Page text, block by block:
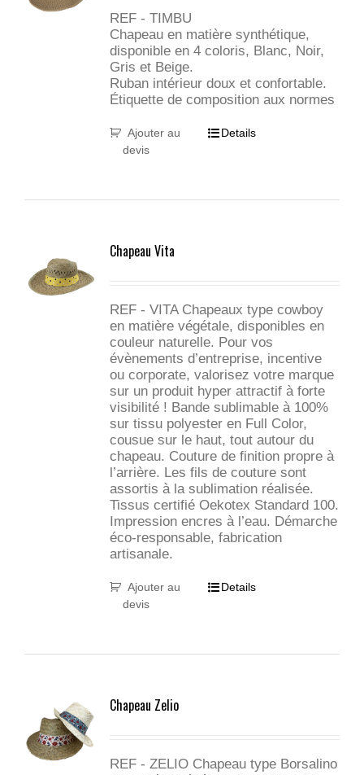
REF - TIMBU
Chapeau en matière synthétique,
disponible en 4 coloris, Blanc, Noir,
Gris et Beige.
Ruban intérieur doux et confortable.
Étiquette de composition aux normes
Ajouter au
devis
Details
Chapeau Vita
REF - VITA Chapeaux type cowboy
en matière végétale, disponibles en
couleur naturelle. Pour vos
évènements d’entreprise, incentive
ou corporate, valorisez votre marque
sur un produit hyper attractif à forte
visibilité ! Bande sublimable à 100%
sur tissu polyester en Full Color,
cousue sur le haut, tout autour du
chapeau. Couture de finition propre à
l’arrière. Les fils de couture sont
assortis à la sublimation réalisée.
Tissus certifié Oekotex Standard 100.
Impression encres à l’eau. Démarche
éco-responsable, fabrication
artisanale.
Ajouter au
devis
Details
Chapeau Zelio
REF - ZELIO Chapeau type Borsalino